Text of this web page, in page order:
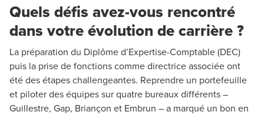
Quels défis avez-vous rencontré
dans votre évolution de carrière ?
La préparation du Diplôme d’Expertise-Comptable (DEC)
puis la prise de fonctions comme directrice associée ont
été des étapes challengeantes. Reprendre un portefeuille
et piloter des équipes sur quatre bureaux différents –
Guillestre, Gap, Briançon et Embrun – a marqué un bon en